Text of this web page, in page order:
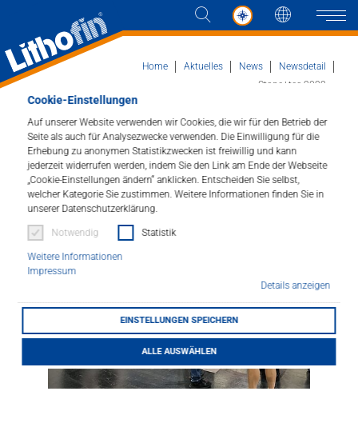
Cookie-Einstellungen
Auf unserer Website verwenden wir Cookies, die wir für den Betrieb der
Seite als auch für Analysezwecke verwenden. Die Einwilligung für die
Erhebung zu anonymen Statistikzwecken ist freiwillig und kann
jederzeit widerrufen werden, indem Sie den Link am Ende der Webseite
„Cookie-Einstellungen ändern“ anklicken. Entscheiden Sie selbst,
welcher Kategorie Sie zustimmen. Weitere Informationen finden Sie in
unserer Datenschutzerklärung.
Notwendig Statistik
Weitere Informationen
Impressum
Details anzeigen
EINSTELLUNGEN SPEICHERN
ALLE AUSWÄHLEN
Sprache
Produkte
Lösungen
Aktuelles
Unternehmen
HÄNDLERSUCHE
LITHOFINDER
Download
Home Aktuelles News
Newsdetail
Stone+tec 2022
Stone+tec 2022
27.06.2022